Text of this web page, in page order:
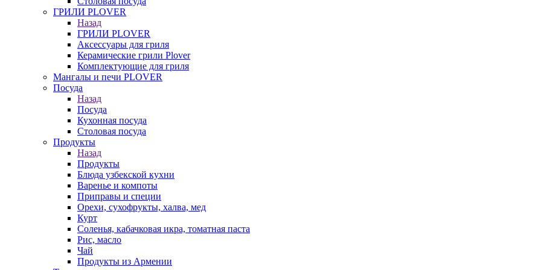
ГРИЛИ PLOVER
Назад
ГРИЛИ PLOVER
Аксессуары для гриля
Керамические грили Plover
Комплектующие для гриля
Мангалы и печи PLOVER
Посуда
Назад
Посуда
Кухонная посуда
Столовая посуда
Продукты
Назад
Продукты
Блюда узбекской кухни
Варенье и компоты
Приправы и специи
Орехи, сухофрукты, халва, мед
Курт
Соленья, кабачковая икра, томатная паста
Рис, масло
Чай
Продукты из Армении